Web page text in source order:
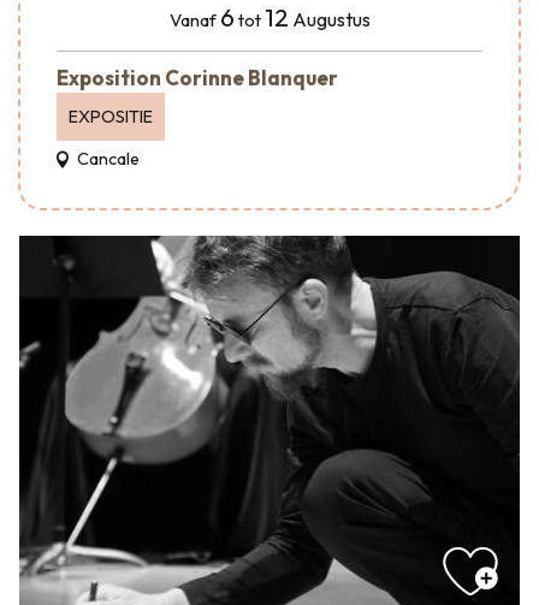
Vanaf 6 tot 12 Augustus
Exposition Corinne Blanquer
EXPOSITIE
Cancale